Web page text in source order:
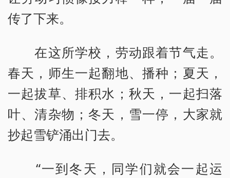
传了下来。
在这所学校，劳动跟着节气走。
春天，师生一起翻地、播种；夏天，
一起拔草、排积水；秋天，一起扫落
叶、清杂物；冬天，雪一停，大家就
抄起雪铲涌出门去。
“一到冬天，同学们就会一起运